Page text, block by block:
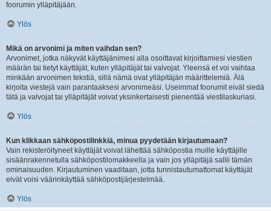
foorumin ylläpitäjään.
Ylös
Mikä on arvonimi ja miten vaihdan sen?
Arvonimet, jotka näkyvät käyttäjänimesi alla osoittavat kirjoittamiesi viestien
määrän tai tietyt käyttäjät, kuten ylläpitäjät tai valvojat. Yleensä et voi vaihtaa
minkään arvonimen tekstiä, sillä nämä ovat ylläpitäjän määrittelemiä. Älä
kirjoita viestejä vain parantaaksesi arvonimeäsi. Useimmat foorumit eivät siedä
tätä ja valvojat tai ylläpitäjät voivat yksinkertaisesti pienentää viestilaskuriasi.
Ylös
Kun klikkaan sähköpostilinkkiä, minua pyydetään kirjautumaan?
Vain rekisteröityneet käyttäjät voivat lähettää sähköpostia muille käyttäjille
sisäänrakennetulla sähköpostilomakkeella ja vain jos ylläpitäjä sallii tämän
ominaisuuden. Kirjautuminen vaaditaan, jotta tunnistautumattomat käyttäjät
eivät voisi väärinkäyttää sähköpostijärjestelmää.
Ylös